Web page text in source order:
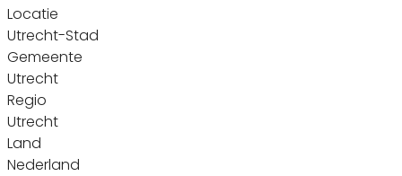
Locatie
Utrecht-Stad
Gemeente
Utrecht
Regio
Utrecht
Land
Nederland